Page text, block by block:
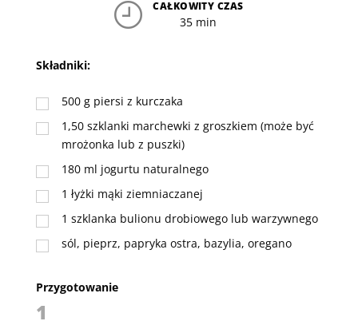
CAŁKOWITY CZAS
35 min
Składniki:
500 g piersi z kurczaka
1,50 szklanki marchewki z groszkiem (może być
mrożonka lub z puszki)
180 ml jogurtu naturalnego
1 łyżki mąki ziemniaczanej
1 szklanka bulionu drobiowego lub warzywnego
sól, pieprz, papryka ostra, bazylia, oregano
Przygotowanie
1